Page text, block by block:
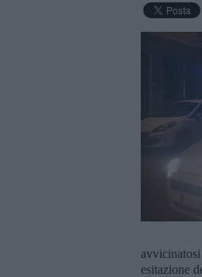
avvicinatosi
esitazione